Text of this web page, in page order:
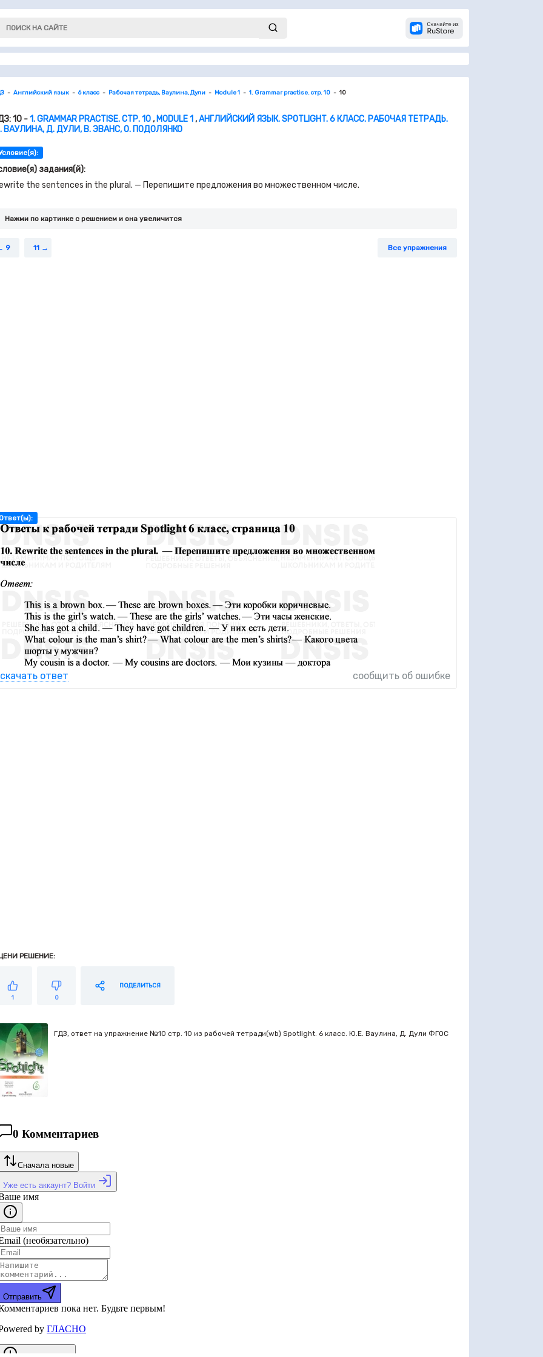
Английский язык 6 класс Рабочая тетрадь, Ваулина, Дули Module 1 1. Grammar practise. стр. 10 10
10 -1. GRAMMAR PRACTISE. СТР. 10, MODULE 1,АНГЛИЙСКИЙ ЯЗЫК. SPOTLIGHT. 6 КЛАСС. РАБОЧАЯ ТЕТРАДЬ.
ВАУЛИНА, Д. ДУЛИ, В. ЭВАНС, О. ПОДОЛЯНКО
задания(й):
the sentences in the plural. — Перепишите предложения во множественном числе.
Нажми по картинке c решением и она увеличится
9 11 Все упражнения
скачать ответ сообщить об ошибке
РЕШЕНИЕ:
1 0
ПОДЕЛИТЬСЯ
ГДЗ, ответ на упражнение №10 стр. 10 из рабочей тетради(wb) Spotlight. 6 класс. Ю.Е. Ваулина, Д. Дули ФГОС